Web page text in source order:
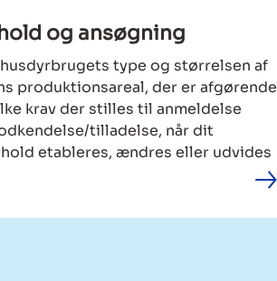
og ansøgning
type og størrelsen af
produktionsareal, der er afgørende
krav der stilles til anmeldelse
tilladelse, når dit
etableres, ændres eller udvides